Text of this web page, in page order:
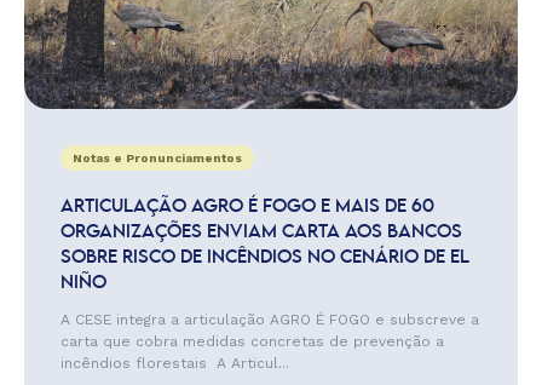
Notas e Pronunciamentos
ARTICULAÇÃO AGRO É FOGO E MAIS DE 60
ORGANIZAÇÕES ENVIAM CARTA AOS BANCOS
SOBRE RISCO DE INCÊNDIOS NO CENÁRIO DE EL
NIÑO
A CESE integra a articulação AGRO É FOGO e subscreve a
carta que cobra medidas concretas de prevenção a
incêndios florestais A Articul...